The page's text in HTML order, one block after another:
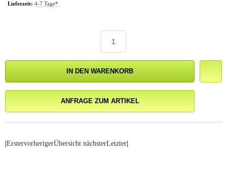
Lieferzeit: 4-7 Tage*
IN DEN WARENKORB
ANFRAGE ZUM ARTIKEL
|ErstervorherigerÜbersicht nächsterLetzter|